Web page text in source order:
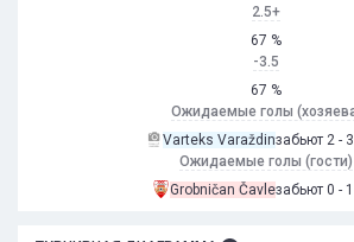
2.5+
67 %
-3.5
67 %
Ожидаемые голы
Varteks Varaždinзабьют 2 -
Ожидаемые голы (гости)
Grobničan Čavleзабьют 0 -